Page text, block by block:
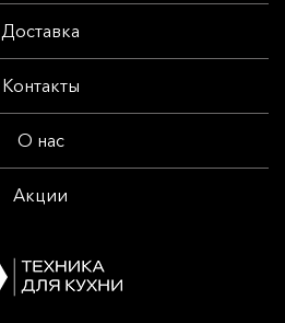
Доставка
Контакты
О нас
Акции